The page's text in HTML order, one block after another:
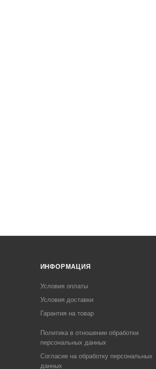
ИНФОРМАЦИЯ
Условия оплаты
Условия доставки
Гарантия на товар
Политика в отношении обработки
персональных данных
Cогласие на обработку персональных
данных